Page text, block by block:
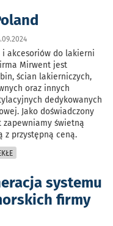
akcesoriów do lakierni
Mirwent jest
ścian lakierniczych,
oraz innych
dedykowanych
Jako doświadczony
świetną
z przystępną ceną.
systemu
firmy